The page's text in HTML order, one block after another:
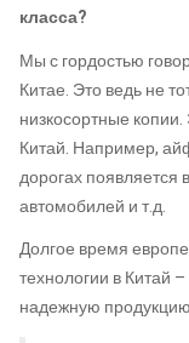
класса?
Мы с гордостью
Китае. Это ведь не
низкосортные
Китай. Например,
дорогах появляется
автомобилей и т.д.
Долгое время
технологии в Китай
надежную